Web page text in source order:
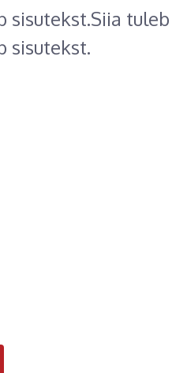
sisutekst.Siia tuleb
sisutekst.